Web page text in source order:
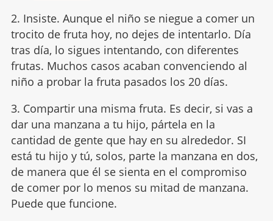
2. Insiste. Aunque el niño se niegue a comer un
trocito de fruta hoy, no dejes de intentarlo. Día
tras día, lo sigues intentando, con diferentes
frutas. Muchos casos acaban convenciendo al
niño a probar la fruta pasados los 20 días.
3. Compartir una misma fruta. Es decir, si vas a
dar una manzana a tu hijo, pártela en la
cantidad de gente que hay en su alrededor. SI
está tu hijo y tú, solos, parte la manzana en dos,
de manera que él se sienta en el compromiso
de comer por lo menos su mitad de manzana.
Puede que funcione.